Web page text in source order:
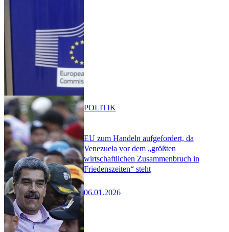
EU zum Handeln aufgefordert, da
Venezuela vor dem „größten
wirtschaftlichen Zusammenbruch in
Friedenszeiten“ steht
06.01.2026
POLITIK